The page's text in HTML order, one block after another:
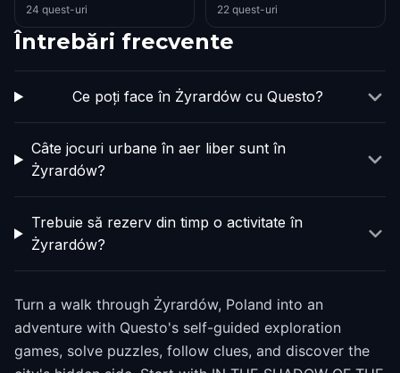
24 quest-uri 22 quest-uri
Întrebări frecvente
Ce poți face în Żyrardów cu Questo?
Câte jocuri urbane în aer liber sunt în
Żyrardów?
Trebuie să rezerv din timp o activitate în
Żyrardów?
Turn a walk through Żyrardów, Poland into an
adventure with Questo's self-guided exploration
games, solve puzzles, follow clues, and discover the